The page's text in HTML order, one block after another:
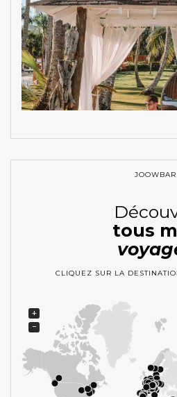
JOOWBAR
tous
CLIQUEZ SUR LA
+
−